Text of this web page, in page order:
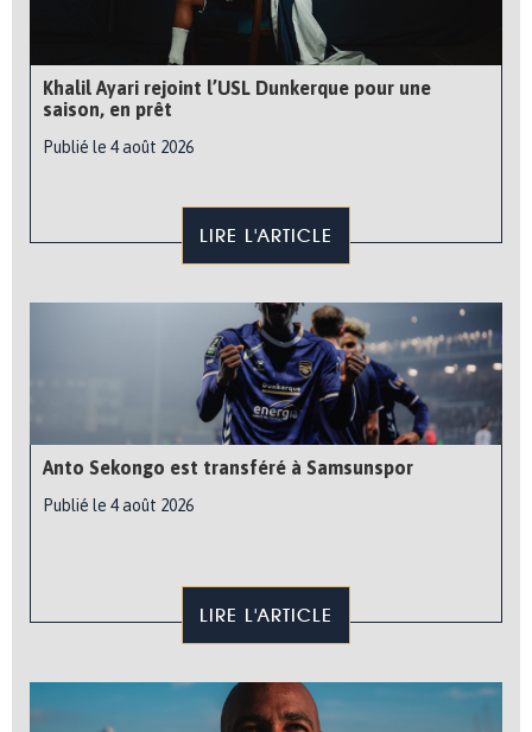
Khalil Ayari rejoint l’USL Dunkerque pour une
saison, en prêt
Publié le 4 août 2026
LIRE L'ARTICLE
Anto Sekongo est transféré à Samsunspor
Publié le 4 août 2026
LIRE L'ARTICLE